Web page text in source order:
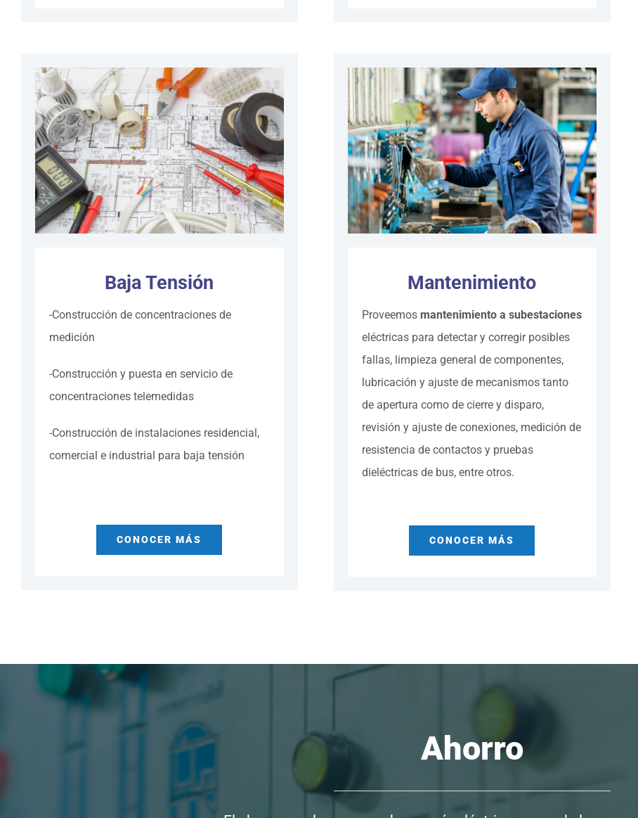
Baja Tensión
-Construcción de concentraciones de
medición
-Construcción y puesta en servicio de
concentraciones telemedidas
-Construcción de instalaciones residencial,
comercial e industrial para baja tensión
CONOCER MÁS
Mantenimiento
Proveemos mantenimiento a subestaciones
eléctricas para detectar y corregir posibles
fallas, limpieza general de componentes,
lubricación y ajuste de mecanismos tanto
de apertura como de cierre y disparo,
revisión y ajuste de conexiones, medición de
resistencia de contactos y pruebas
dieléctricas de bus, entre otros.
CONOCER MÁS
Ahorro